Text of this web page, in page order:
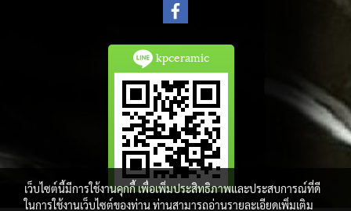
kpceramic
เว็บไซต์นี้มีการใช้งานคุกกี้ เพื่อเพิ่มประสิทธิภาพและประสบการณ์ที่ดี
ในการใช้งานเว็บไซต์ของท่าน ท่านสามารถอ่านรายละเอียดเพิ่มเติม